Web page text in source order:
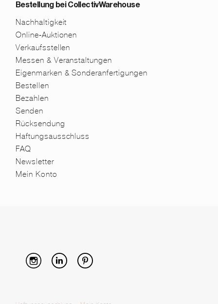
Bestellung bei CollectivWarehouse
Nachhaltigkeit
Online-Auktionen
Verkaufsstellen
Messen & Veranstaltungen
Eigenmarken & Sonderanfertigungen
Bestellen
Bezahlen
Senden
Rücksendung
Haftungsausschluss
FAQ
Newsletter
Mein Konto